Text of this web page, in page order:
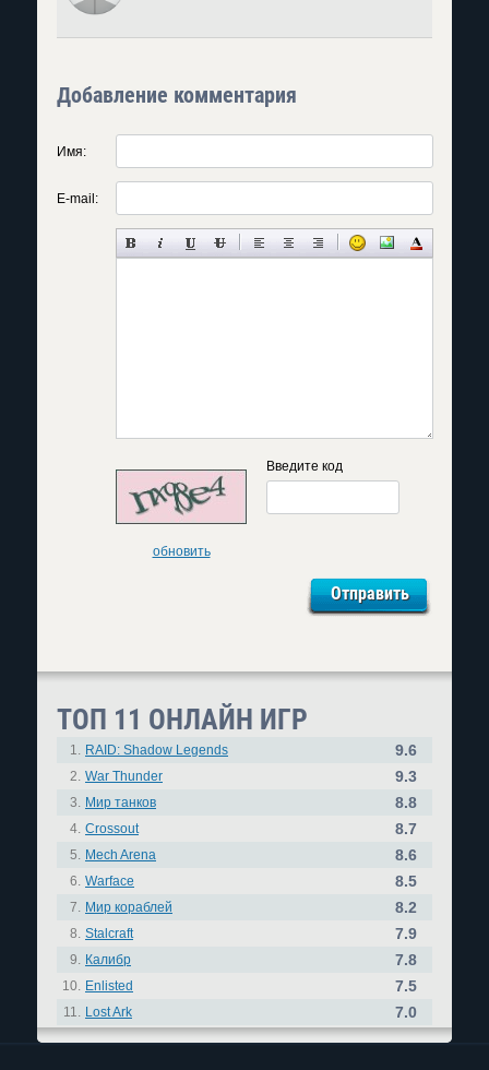
Добавление комментария
Имя:
E-mail:
обновить
Введите код
ТОП 11 ОНЛАЙН ИГР
1. RAID: Shadow Legends 9.6
2. War Thunder 9.3
3. Мир танков 8.8
4. Crossout 8.7
5. Mech Arena 8.6
6. Warface 8.5
7. Мир кораблей 8.2
8. Stalcraft 7.9
9. Калибр 7.8
10. Enlisted 7.5
11. Lost Ark 7.0